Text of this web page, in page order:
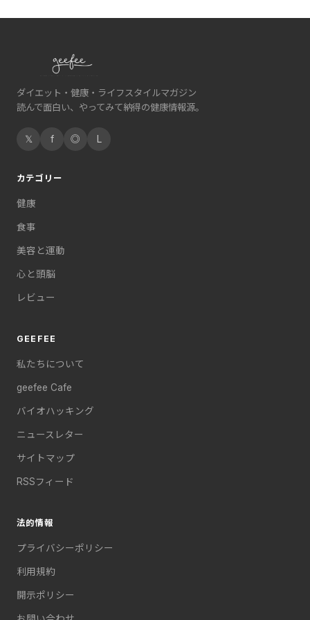
ダイエット・健康・ライフスタイルマガジン
読んで面白い、やってみて納得の健康情報源。
𝕏 f ◎ L
カテゴリー
健康
食事
美容と運動
心と頭脳
レビュー
GEEFEE
私たちについて
geefee Cafe
バイオハッキング
ニュースレター
サイトマップ
RSSフィード
法的情報
プライバシーポリシー
利用規約
開示ポリシー